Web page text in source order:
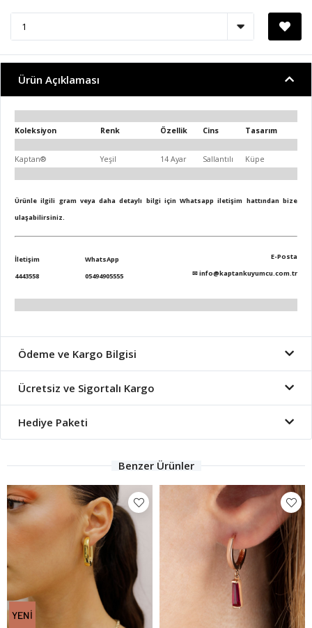
Ürün Açıklaması
Koleksiyon Renk Özellik Cins Tasarım
Kaptan® Yeşil 14 Ayar Sallantılı Küpe
Ürünle ilgili gram veya daha detaylı bilgi için Whatsapp iletişim hattından bize
ulaşabilirsiniz.
İletişim
4443558
WhatsApp
05494905555
E-Posta
✉info@kaptankuyumcu.com.tr
Ödeme ve Kargo Bilgisi
Ücretsiz ve Sigortalı Kargo
Hediye Paketi
Benzer Ürünler